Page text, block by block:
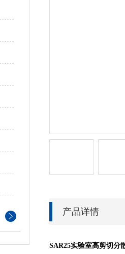
产品详情
SAR25实验室高剪切分